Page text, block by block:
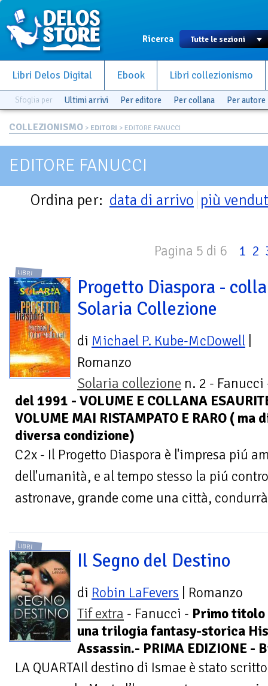
Ricerca
Libri Delos Digital Ebook Libri collezionismo
Sfoglia per Ultimi arrivi Per editore Per collana Per autore
COLLEZIONISMO > EDITORI > EDITORE FANUCCI
EDITORE FANUCCI
Ordina per: data di arrivo più
Pagina 5 di 6 1 2
LIBRI
Progetto Diaspora -
Solaria Collezione
di Michael P. Kube-McDowell
Romanzo
Solaria collezione n. 2 -
del 1991 - VOLUME E COLLANA
VOLUME MAI RISTAMPATO E RARO (
diversa condizione)
C2x - Il Progetto Diaspora è l'impresa piú
dell'umanità, e al tempo stesso la piú
astronave, grande come una città,
LIBRI
Il Segno del Destino
di Robin LaFevers | Romanzo
Tif extra - Fanucci - Primo
una trilogia fantasy-storica
Assassin.- PRIMA EDIZIONE -
LA QUARTAIl destino di Ismae è stato